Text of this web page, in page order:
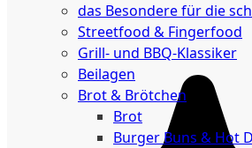
das Besondere für die
Streetfood & Fingerfood
Grill- und BBQ-Klassiker
Beilagen
Brot & Brötchen
Brot
Burger Buns & Hot